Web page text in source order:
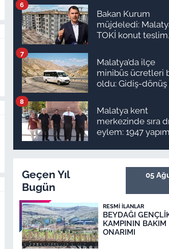
Bakan Kurum
müjdeledi:
TOKİ konut teslim
ilçe ilçe teslimat
takvimi ve ödeme
planı
6
Malatya’da ilçe
minibüs ücretleri
oldu: Gidiş-dönüş
7
Malatya kent
merkezinde sıra
eylem: 1947
giydirmek
8
Geçen Yıl
Bugün
05
RESMI İLANLAR
BEYDAĞI
KAMPININ BAKIM
ONARIMI